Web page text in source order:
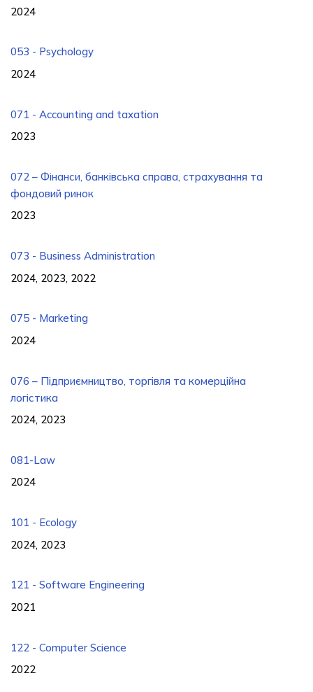
2024
053 - Psychology
2024
071 - Accounting and taxation
2023
072 – Фінанси, банківська справа, страхування та
фондовий ринок
2023
073 - Business Administration
2024, 2023, 2022
075 - Marketing
2024
076 – Підприємництво, торгівля та комерційна
логістика
2024, 2023
081-Law
2024
101 - Ecology
2024, 2023
121 - Software Engineering
2021
122 - Computer Science
2022